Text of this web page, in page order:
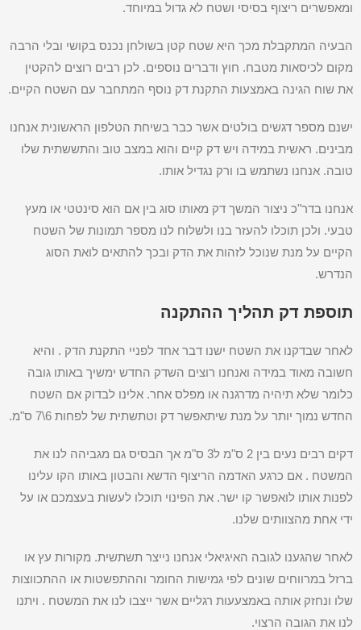
ומאפשרים ריצוף בסיסי ושטח לא גדול במיוחד.
הבעיה המתקבלת מכך היא שטח קטן בשולחן נכנס בקושי ובלי הרבה
מקום לכיסאות מטבח. חוץ ודברים נוספים. לכן רבים רוצים להקטין
את שוח הגינה באמצעות התקנת דק נוסף המתחבר עם השטח הקיים.
ישנם מספר דגשים בולטים אשר כבר בשיחת הטלפון הראשונית אנחנו
מבינים. ראשית במידה ויש דק קיים והוא במצב טוב והתששתית שלו
טובה. אנחנו נשתמש בו ורק נגדיל אותו.
אנחנו בדר"כ ניצור המשך דק מאותו סוג בין אם הוא סינטטי או מעץ
טבעי. ולכן תוכלו להעזר בנו ולשלוח לנו מספר תמונות של השטח
הקיים על מנת שנוכל לזהות את הדק ובכך להתאים לואת הסוג
הנדרש.
תוספת דק תהליך ההתקנה
לאחר שבדקנו את השטח ישנו דבר אחד לפניי התקנת הדק . והיא
חשובה מאוד במידה ואנחנו רוצים השדק החדש ימשיך באותו גובה
כלומר שלא תיהיה מדרגנה או מפלס אחר. אלינו לבדוק אם השטח
החדש נמוך יותר על מנת שיתאפשר דק וטתשתית של לפחות 6\7 ס"מ.
דקים רבים נעים בין 2 ס"מ ל3 ס"מ אך הבסיס גם מגביהה לנו את
המשטח . אם כרגע האדמה הריצוף הדשא והבטון באותו הקו עלינו
לפנות אותו לואפשר קו ישר. את הפינוי תוכלו לעשות בעצמכם או על
ידי אחת מהצוותים שלנו.
לאחר שהגענו לגובה האיגיאלי אנחנו נייצר תשתשית. מקורות עץ או
ברזל במרווחים שונים לפי גמישות החומר וההתפשטות או ההתכווצות
שלו ונחזק אותה באמצעעות רגליים אשר ייצבו לנו את המשטח . ויתנו
לנו את הגובה הרצוי.